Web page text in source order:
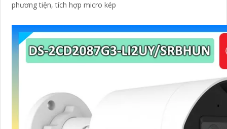
phương tiện, tích hợp micro kép